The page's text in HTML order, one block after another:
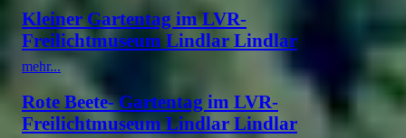
Kleiner Gartentag im LVR-
Freilichtmuseum Lindlar Lindlar
mehr...
Rote Beete- Gartentag im LVR-
Freilichtmuseum Lindlar Lindlar